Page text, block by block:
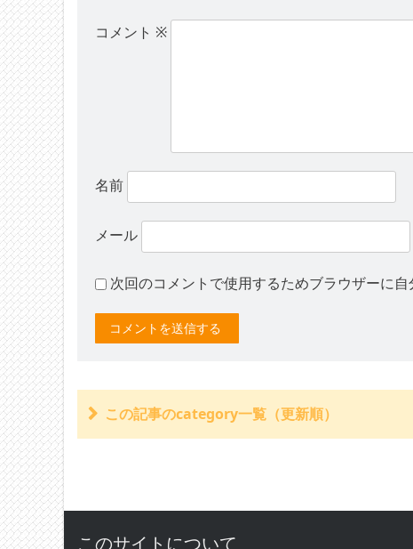
コメント ※
名前
メール
次回のコメントで使用するためブラウザーに
この記事のcategory一覧（更新順）
控除しない・生活保護による給付、労災保険の
このサイトについて